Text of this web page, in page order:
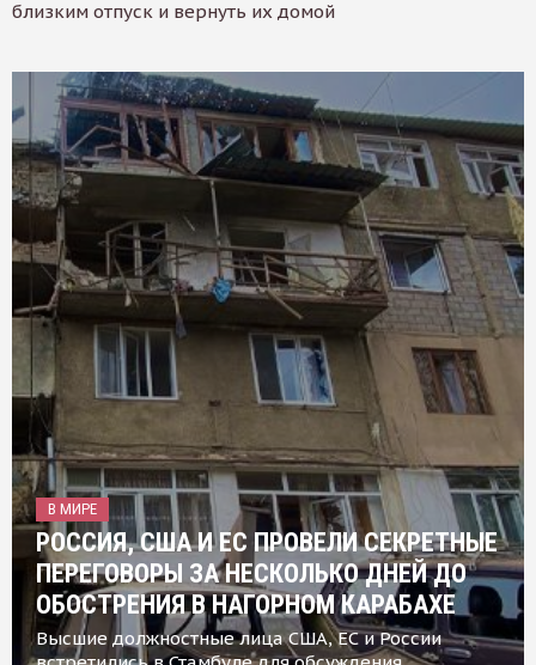
близким отпуск и вернуть их домой
В МИРЕ
РОССИЯ, США И ЕС ПРОВЕЛИ СЕКРЕТНЫЕ
ПЕРЕГОВОРЫ ЗА НЕСКОЛЬКО ДНЕЙ ДО
ОБОСТРЕНИЯ В НАГОРНОМ КАРАБАХЕ
Высшие должностные лица США, ЕС и России